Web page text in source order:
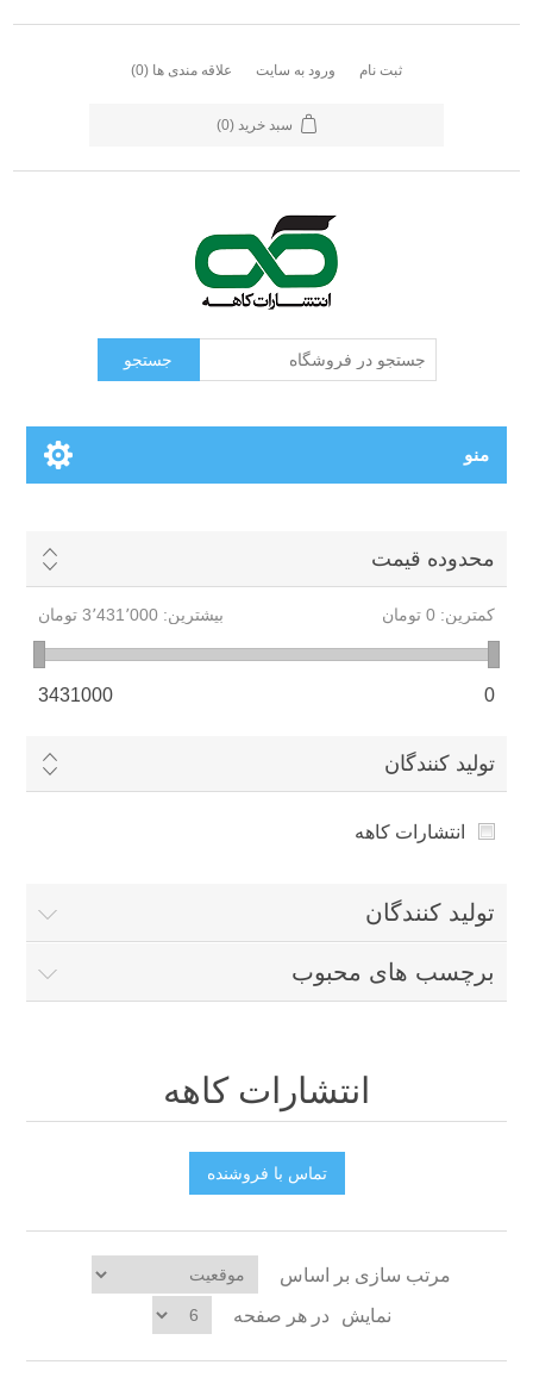
ثبت نام ورود به سایت علاقه مندی ها (0)
سبد خرید (0)
جستجو
منو
محدوده قیمت
کمترین: 0 تومان بیشترین: 3٬431٬000 تومان
0
3431000
تولید کنندگان
انتشارات کاهه
تولید کنندگان
برچسب های محبوب
انتشارات کاهه
تماس با فروشنده
مرتب سازی بر اساس
نمایش
در هر صفحه